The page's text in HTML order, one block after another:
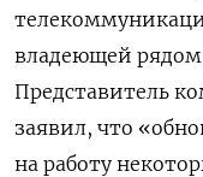
владеющей рядом
Представитель
заявил, что
на работу